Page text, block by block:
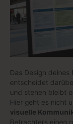
Das Design deines
entscheidet
und stehen bleibt
Hier geht es nicht
visuelle
Betrachters einen